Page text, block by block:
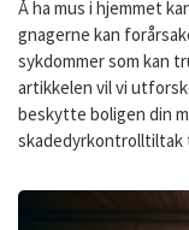
Å ha mus i hjemmet
gnagerne kan
sykdommer som kan
artikkelen vil vi
beskytte boligen din